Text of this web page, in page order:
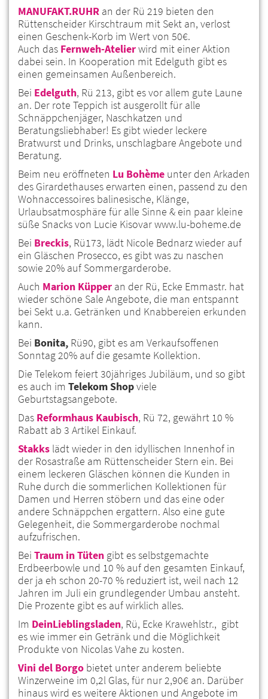
MANUFAKT.RUHR an der Rü 219 bieten den
Rüttenscheider Kirschtraum mit Sekt an, verlost
einen Geschenk-Korb im Wert von 50€.
Auch das Fernweh-Atelierwird mit einer Aktion
dabei sein. In Kooperation mit Edelguth gibt es
einen gemeinsamen Außenbereich.
Bei Edelguth, Rü 213, gibt es vor allem gute Laune
an. Der rote Teppich ist ausgerollt für alle
Schnäppchenjäger, Naschkatzen und
Beratungsliebhaber! Es gibt wieder leckere
Bratwurst und Drinks, unschlagbare Angebote und
Beratung.
Beim neu eröffneten Lu Bohème unter den Arkaden
des Girardethauses erwarten einen, passend zu den
Wohnaccessoires balinesische, Klänge,
Urlaubsatmosphäre für alle Sinne & ein paar kleine
süße Snacks von Lucie Kisovar www.lu-boheme.de
Bei Breckis, Rü173, lädt Nicole Bednarz wieder auf
ein Gläschen Prosecco, es gibt was zu naschen
sowie 20% auf Sommergarderobe.
Auch Marion Küpper an der Rü, Ecke Emmastr. hat
wieder schöne Sale Angebote, die man entspannt
bei Sekt u.a. Getränken und Knabbereien erkunden
kann.
Bei Bonita, Rü90, gibt es am Verkaufsoffenen
Sonntag 20% auf die gesamte Kollektion.
Die Telekom feiert 30jähriges Jubiläum, und so gibt
es auch im Telekom Shopviele
Geburtstagsangebote.
Das Reformhaus Kaubisch, Rü 72, gewährt 10 %
Rabatt ab 3 Artikel Einkauf.
Stakks lädt wieder in den idyllischen Innenhof in
der Rosastraße am Rüttenscheider Stern ein. Bei
einem leckeren Gläschen können die Kunden in
Ruhe durch die sommerlichen Kollektionen für
Damen und Herren stöbern und das eine oder
andere Schnäppchen ergattern. Also eine gute
Gelegenheit, die Sommergarderobe nochmal
aufzufrischen.
Bei Traum in Tüten gibt es selbstgemachte
Erdbeerbowle und 10 % auf den gesamten Einkauf,
der ja eh schon 20-70 % reduziert ist, weil nach 12
Jahren im Juli ein grundlegender Umbau ansteht.
Die Prozente gibt es auf wirklich alles.
Im DeinLieblingsladen, Rü, Ecke Krawehlstr., gibt
es wie immer ein Getränk und die Möglichkeit
Produkte von Nicolas Vahe zu kosten.
Vini del Borgo bietet unter anderem beliebte
Winzerweine im 0,2l Glas, für nur 2,90€ an. Darüber
hinaus wird es weitere Aktionen und Angebote im